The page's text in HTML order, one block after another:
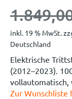
inkl. 19 % MwSt.
Deutschland
Elektrische
(2012–2023).
vollautomatisch,
Zur Wunschliste